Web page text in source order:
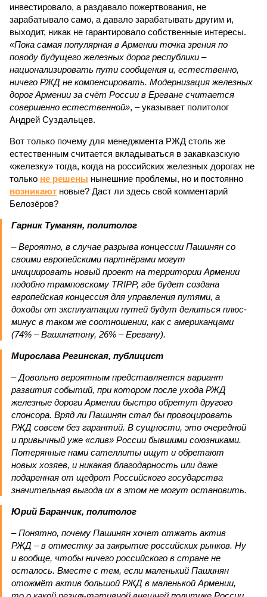
инвестировало, а раздавало пожертвования, не
зарабатывало само, а давало зарабатывать другим и,
выходит, никак не гарантировало собственные интересы.
«Пока самая популярная в Армении точка зрения по
поводу будущего железных дорог рес­публики –
национализировать пути сообщения и, естественно,
ничего РЖД не компенсировать. Модернизация железных
дорог Армении за счёт России в Ереване считается
совершенно естественной», – указывает политолог
Андрей Суздальцев.
Вот только почему для менеджмента РЖД столь же
естественным считается вкладываться в закавказскую
«железку» тогда, когда на российских железных дорогах не
только не решены нынешние проблемы, но и постоянно
возникают новые? Даст ли здесь свой комментарий
Белозёров?
Гарник Туманян, политолог
– Вероятно, в случае разрыва концессии Пашинян со
своими европейскими партнёрами могут
инициировать новый проект на территории Армении
подобно трамповскому TRIPP, где будет создана
европейская концессия для управления путями, а
доходы от эксплуатации путей будут делиться плюс-
минус в таком же соотношении, как с американцами
(74% – Вашингтону, 26% – Еревану).
Мирослава Регинская, публицист
– Довольно вероятным представляется вариант
развития событий, при котором после ухода РЖД
железные дороги Армении быстро обретут другого
спонсора. Вряд ли Пашинян стал бы провоцировать
РЖД совсем без гарантий. В сущности, это очередной
и привычный уже «слив» России бывшими союзниками.
Потерянные нами сателлиты ищут и обретают
новых хозяев, и никакая благодарность или даже
подаренная от щедрот Российского государства
значительная выгода их в этом не могут остановить.
Юрий Баранчик, политолог
– Понятно, почему Пашинян хочет отжать актив
РЖД – в отместку за закрытие российских рынков. Ну
и вообще, чтобы ничего российского в стране не
осталось. Вместе с тем, если маленький Пашинян
отожмёт актив большой РЖД в маленькой Армении,